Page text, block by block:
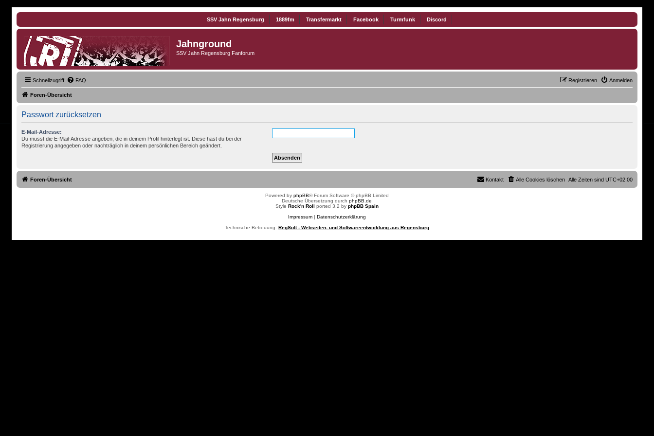
SSV Jahn Regensburg 1889fm Transfermarkt Facebook Turmfunk Discord
Jahnground
SSV Jahn Regensburg Fanforum
Schnellzugriff FAQ Anmelden
Registrieren
Foren-Übersicht
Passwort zurücksetzen
E-Mail-Adresse:
Du musst die E-Mail-Adresse angeben, die in deinem Profil hinterlegt ist. Diese hast du bei der
Registrierung angegeben oder nachträglich in deinem persönlichen Bereich geändert.
Foren-Übersicht Alle Zeiten sindUTC+02:00
Alle Cookies löschen
Kontakt
Powered by phpBB® Forum Software © phpBB Limited
Deutsche Übersetzung durchphpBB.de
Style Rock'n Roll ported 3.2 by phpBB Spain
Impressum| Datenschutzerklärung
Technische Betreuung: RegSoft - Webseiten- und Softwareentwicklung aus Regensburg